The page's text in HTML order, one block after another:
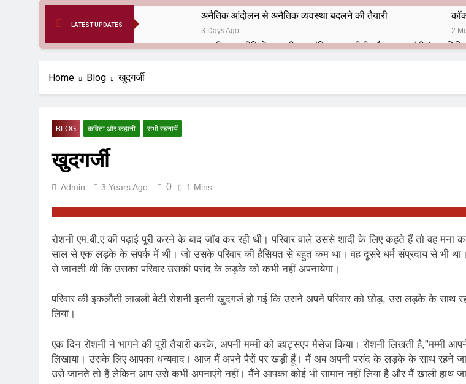
LATEST UPDATES
अनैतिक आंदोलन से अनैतिक व्यवस्था बदलने की तैयारी
3 Days Ago 2
भारतीय राजनीति में आज भी
हरियाणा सरकार के बाबा बंदा सिंह बहादुर की स्मृति में स्मारक निर्माण की
1 Year Ago
1 Year Ago
अनुराधा प्रकाशन, नई दिल्ली द्वारा ‘पुस्तक लोकार्पण, काव्य गोष्ठी एवं सम्मान
2 Years Ago
कितना बदल गया इंसान’ (सम्पादकीय)
2 Years Ago
अबकी बार हुए न पार
2 Years Ago
2 Years Ago
“अंतर्राष्ट्रीय महिला दिवस “ की बहुत बहुत बधाई
2 Years Ago
भारत रत्न
3 Years Ago
Home Blog खुदगर्जी
BLOG कविता और कहानी सभी रचनायें
खुदगर्जी
Admin 3 Years Ago 0 1 Mins
रोशनी एम.बी.ए की पढ़ाई पूरी करने के बाद जॉब कर रही थी। परिवार वाले उससे शादी के लिए कहते हैं तो वह मना
साल से एक लड़के के संपर्क में थी। जो उसके परिवार की हैसियत से बहुत कम था। वह दूसरे धर्म संप्रदाय से भी
से जानती थी कि उसका परिवार उसकी पसंद के लड़के को कभी नहीं अपनायेगा।
परिवार की इकलौती लाडली बेटी रोशनी इतनी खुदगर्ज हो गई कि उसने अपने परिवार को छोड़, उस लड़के के साथ
लिया।
एक दिन रोशनी ने भागने की पूरी तैयारी करके, अपनी मम्मी को व्हाट्सएप मैसेज किया। रोशनी लिखती है,”मम्मी
लिखाया। उसके लिए आपका धन्यवाद। आज मैं अपने पैरों पर खड़ी हूँ। मैं अब अपनी पसंद के लड़के के साथ रहने
उसे जानते तो हैं लेकिन आप उसे कभी अपनाएंगे नहीं। मैंने आपका कोई भी सामान नहीं लिया है और मैं खाली हाथ जा